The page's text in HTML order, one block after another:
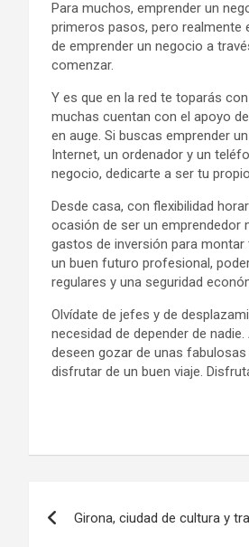
Para muchos, emprender un
primeros pasos, pero realmente
de emprender un negocio a
comenzar.
Y es que en la red te toparás
muchas cuentan con el apoyo
en auge. Si buscas emprender
Internet, un ordenador y un
negocio, dedicarte a ser tu
Desde casa, con flexibilidad
ocasión de ser un emprendedor
gastos de inversión para
un buen futuro profesional,
regulares y una seguridad
Olvídate de jefes y de
necesidad de depender de
deseen gozar de unas
disfrutar de un buen viaje.
de
Girona, ciudad de cultura y